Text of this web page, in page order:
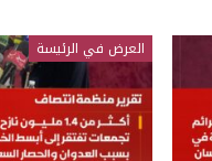
العرض في الرئيسة